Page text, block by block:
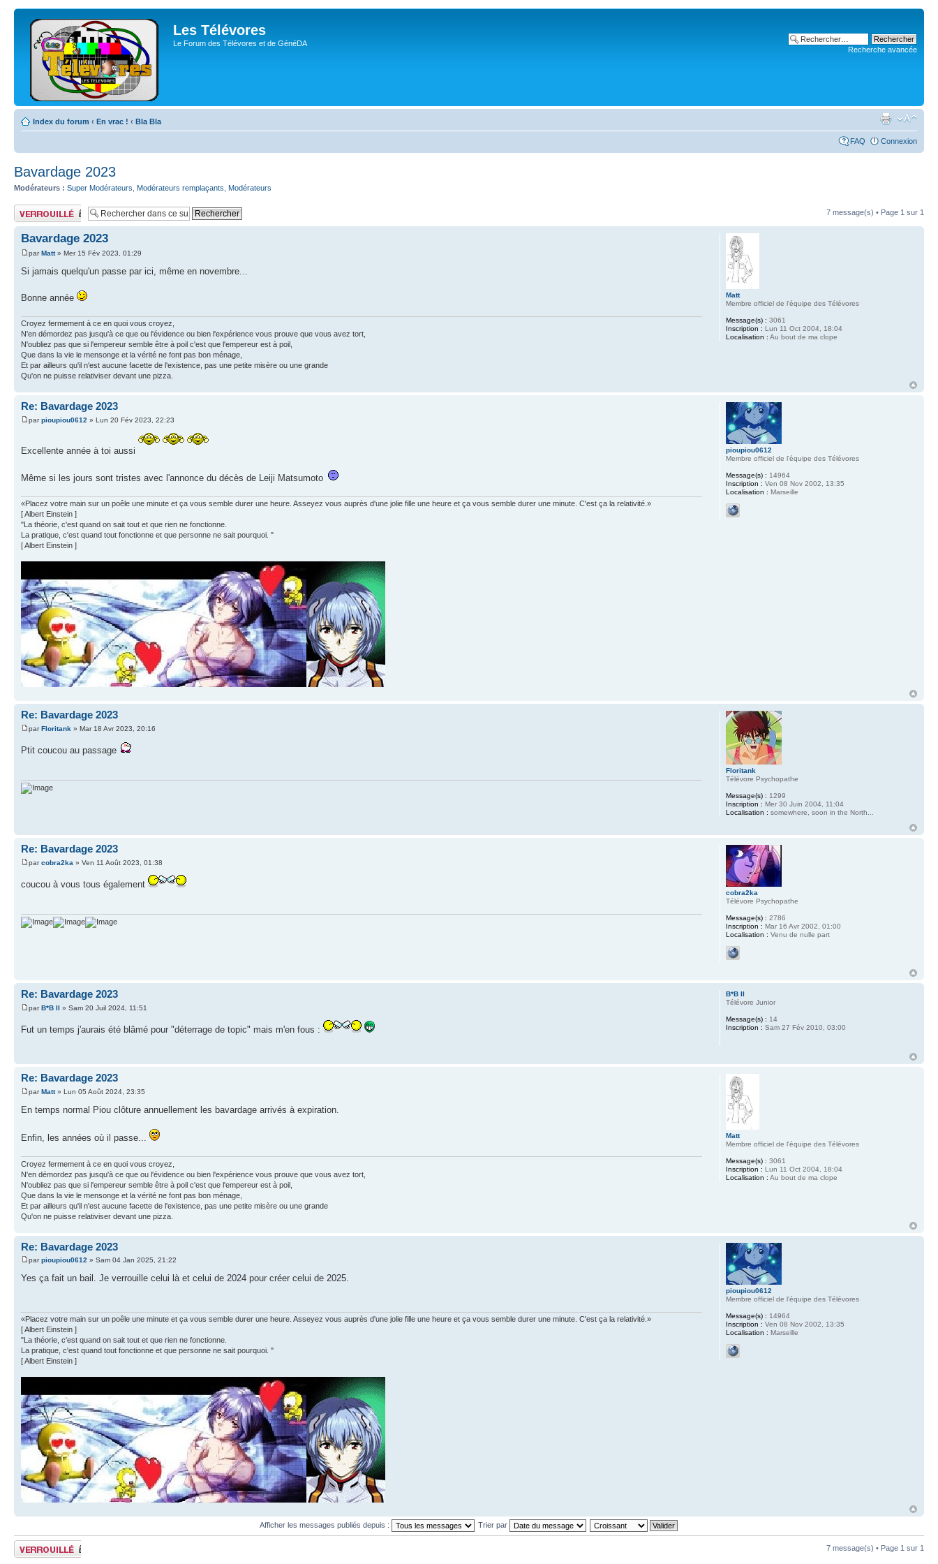
Les Télévores
Le Forum des Télévores et de GénéDA
Recherche avancée
Index du forum ‹ En vrac ! ‹ Bla Bla
FAQ Connexion
Bavardage 2023
Modérateurs : Super Modérateurs Modérateurs remplaçants Modérateurs
Sujet verrouillé 7 message(s) • Page 1 sur 1
Bavardage 2023
parMatt» Mer 15 Fév 2023, 01:29
Si jamais quelqu'un passe par ici, même en novembre...
Bonne année
Croyez fermement à ce en quoi vous croyez,
N'en démordez pas jusqu'à ce que ou l'évidence ou bien l'expérience vous prouve que vous avez tort,
N'oubliez pas que si l'empereur semble être à poil c'est que l'empereur est à poil,
Que dans la vie le mensonge et la vérité ne font pas bon ménage,
Et par ailleurs qu'il n'est aucune facette de l'existence, pas une petite misère ou une grande
Qu'on ne puisse relativiser devant une pizza.
Matt
Membre officiel de l'équipe des Télévores
Message(s) : 3061
Inscription : Lun 11 Oct 2004, 18:04
Localisation : Au bout de ma clope
Re: Bavardage 2023
parpioupiou0612 » Lun 20 Fév 2023, 22:23
Excellente année à toi aussi
Même si les jours sont tristes avec l'annonce du décès de Leiji Matsumoto
«Placez votre main sur un poêle une minute et ça vous semble durer une heure. Asseyez vous auprès d'une jolie fille une heure et ça vous semble durer une minute. C'est ça la relativité.»
[ Albert Einstein ]
"La théorie, c'est quand on sait tout et que rien ne fonctionne.
La pratique, c'est quand tout fonctionne et que personne ne sait pourquoi. "
[ Albert Einstein ]
pioupiou0612
Membre officiel de l'équipe des Télévores
Message(s) : 14964
Inscription : Ven 08 Nov 2002, 13:35
Localisation : Marseille
Re: Bavardage 2023
parFloritank » Mar 18 Avr 2023, 20:16
Ptit coucou au passage
Floritank
Télévore Psychopathe
Message(s) : 1299
Inscription : Mer 30 Juin 2004, 11:04
Localisation : somewhere, soon in the North...
Re: Bavardage 2023
parcobra2ka » Ven 11 Août 2023, 01:38
coucou à vous tous également
cobra2ka
Télévore Psychopathe
Message(s) : 2786
Inscription : Mar 16 Avr 2002, 01:00
Localisation : Venu de nulle part
Re: Bavardage 2023
parB*B II » Sam 20 Juil 2024, 11:51
Fut un temps j'aurais été blâmé pour "déterrage de topic" mais m'en fous :
B*B II
Télévore Junior
Message(s) : 14
Inscription : Sam 27 Fév 2010, 03:00
Re: Bavardage 2023
parMatt» Lun 05 Août 2024, 23:35
En temps normal Piou clôture annuellement les bavardage arrivés à expiration.
Enfin, les années où il passe...
Croyez fermement à ce en quoi vous croyez,
N'en démordez pas jusqu'à ce que ou l'évidence ou bien l'expérience vous prouve que vous avez tort,
N'oubliez pas que si l'empereur semble être à poil c'est que l'empereur est à poil,
Que dans la vie le mensonge et la vérité ne font pas bon ménage,
Et par ailleurs qu'il n'est aucune facette de l'existence, pas une petite misère ou une grande
Qu'on ne puisse relativiser devant une pizza.
Matt
Membre officiel de l'équipe des Télévores
Message(s) : 3061
Inscription : Lun 11 Oct 2004, 18:04
Localisation : Au bout de ma clope
Re: Bavardage 2023
parpioupiou0612 » Sam 04 Jan 2025, 21:22
Yes ça fait un bail. Je verrouille celui là et celui de 2024 pour créer celui de 2025.
«Placez votre main sur un poêle une minute et ça vous semble durer une heure. Asseyez vous auprès d'une jolie fille une heure et ça vous semble durer une minute. C'est ça la relativité.»
[ Albert Einstein ]
"La théorie, c'est quand on sait tout et que rien ne fonctionne.
La pratique, c'est quand tout fonctionne et que personne ne sait pourquoi. "
[ Albert Einstein ]
pioupiou0612
Membre officiel de l'équipe des Télévores
Message(s) : 14964
Inscription : Ven 08 Nov 2002, 13:35
Localisation : Marseille
Afficher les messages publiés depuis : Trier par
Sujet verrouillé 7 message(s) • Page 1 sur 1